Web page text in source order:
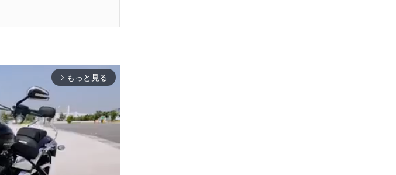
arrow_forward_ios もっと見る